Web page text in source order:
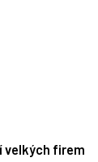
velkých firem